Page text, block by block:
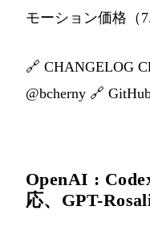
モーション価格（
🔗 CHANGELOG
@bcherny 🔗
OpenAI :
応、GPT-